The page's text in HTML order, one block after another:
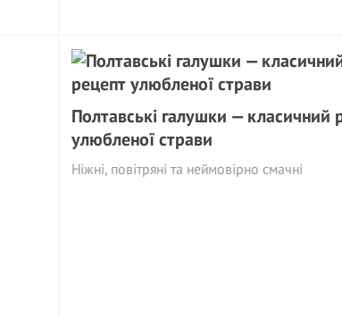
Полтавські галушки — класичний
улюбленої страви
Ніжні, повітряні та неймовірно смачні